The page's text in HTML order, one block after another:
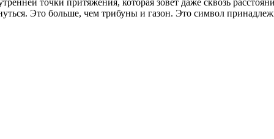
Это больше, чем трибуны и газон. Это символ